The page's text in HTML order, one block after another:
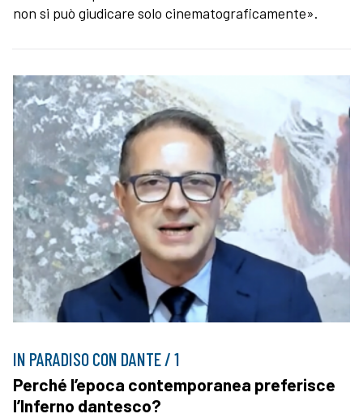
non si può giudicare solo cinematograficamente».
IN PARADISO CON DANTE / 1
Perché l’epoca contemporanea preferisce
l’Inferno dantesco?